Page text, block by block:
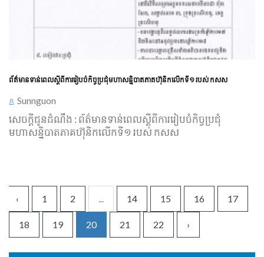
ព័ត៌មានទាន់ពេលស្តីពីការរៀបចំកិច្ចប្រជុំមហាសន្និបាតភាគហ៊ុនិកលើកទី១ របស់ កសស
Sunnguon
សេចក្ដីជូនដំណឹង : ព័ត៌មានទាន់ពេលស្តីពីការរៀបចំកិច្ចប្រជុំ
មហាសន្និបាតភាគហ៊ុនិកលើកទី១ របស់ កសស
‹ 1 2 ... 14 15 16 17
18 19 20 21 22 ›